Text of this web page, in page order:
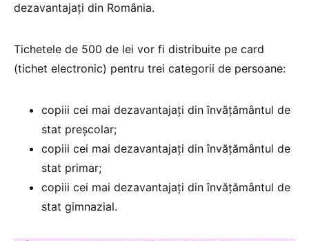
dezavantajați din România.
Tichetele de 500 de lei vor fi distribuite pe card
(tichet electronic) pentru trei categorii de persoane:
copiii cei mai dezavantajați din învățământul de
stat preșcolar;
copiii cei mai dezavantajați din învățământul de
stat primar;
copiii cei mai dezavantajați din învățământul de
stat gimnazial.